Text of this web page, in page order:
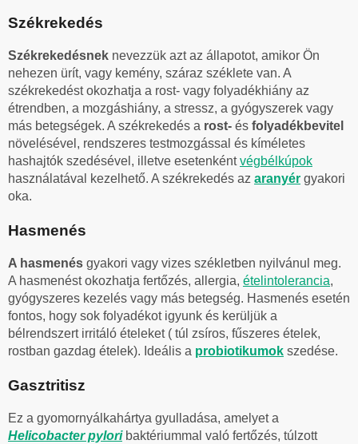
Székrekedés
Székrekedésnek nevezzük azt az állapotot, amikor Ön
nehezen ürít, vagy kemény, száraz széklete van. A
székrekedést okozhatja a rost- vagy folyadékhiány az
étrendben, a mozgáshiány, a stressz, a gyógyszerek vagy
más betegségek. A székrekedés a rost- és folyadékbevitel
növelésével, rendszeres testmozgással és kíméletes
hashajtók szedésével, illetve esetenkéntvégbélkúpok
használatával kezelhető. A székrekedés az aranyér gyakori
oka.
Hasmenés
A hasmenés gyakori vagy vizes székletben nyilvánul meg.
A hasmenést okozhatja fertőzés, allergia, ételintolerancia,
gyógyszeres kezelés vagy más betegség. Hasmenés esetén
fontos, hogy sok folyadékot igyunk és kerüljük a
bélrendszert irritáló ételeket ( túl zsíros, fűszeres ételek,
rostban gazdag ételek). Ideális a probiotikumok szedése.
Gasztritisz
Ez a gyomornyálkahártya gyulladása, amelyet a
Helicobacter pyloribaktériummal való fertőzés, túlzott